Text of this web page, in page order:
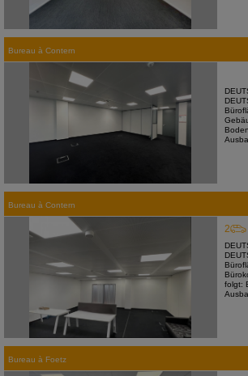
Bureau à Contern
Bureau à Contern
2
folgt:
Bureau à Foetz